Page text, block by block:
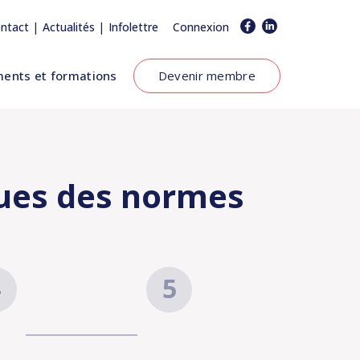
| Actualités | Infolettre Connexion
et formations Devenir membre
des normes